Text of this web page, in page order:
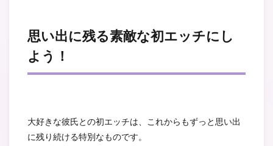
思い出に残る素敵な初エッチにし
よう！
大好きな彼氏との初エッチは、これからもずっと思い出
に残り続ける特別なものです。